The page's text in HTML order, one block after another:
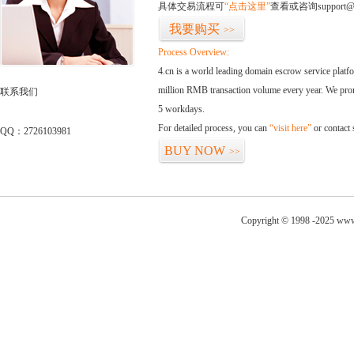
联系我们
QQ：2726103981
具体交易流程可“点击这里”查看或咨询
我要购买 >>
Process Overview:
4.cn is a world leading domain escrow service
million RMB transaction volume every year. We
5 workdays.
For detailed process, you can “visit here” or contact
BUY NOW >>
Copyright © 1998 -2025